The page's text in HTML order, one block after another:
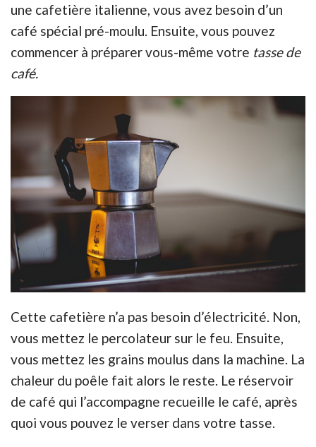
une cafetière italienne, vous avez besoin d’un
café spécial pré-moulu. Ensuite, vous pouvez
commencer à préparer vous-même votre tasse de
café.
Cette cafetière n’a pas besoin d’électricité. Non,
vous mettez le percolateur sur le feu. Ensuite,
vous mettez les grains moulus dans la machine. La
chaleur du poêle fait alors le reste. Le réservoir
de café qui l’accompagne recueille le café, après
quoi vous pouvez le verser dans votre tasse.